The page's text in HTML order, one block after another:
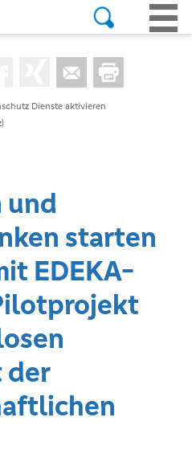
Dienste aktivieren
und
starten
EDEKA-
der